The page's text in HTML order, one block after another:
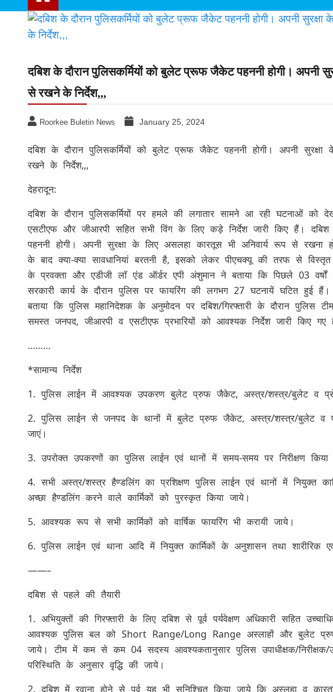
News
दबिश के दौरान पुलिसकर्मियों को बुलेट प्रूफ जैकेट पहननी होगी। अपनी
से रखने के निर्देश,,,
Roorkee Buletin News January 25, 2024
दबिश के दौरान पुलिसकर्मियों को बुलेट प्रूफ जैकेट पहननी होगी। अपनी
रखने के निर्देश,,,
देहरादून:
दबिश के दौरान पुलिसकर्मियों पर हमले की लगातार सामने आ रही घटनाओं को
एसटीएफ और जीआरपी सहित सभी विंग के लिए कड़े निर्देश जारी किए हैं।
पहननी होगी। अपनी सुरक्षा के लिए असलहा कारतूस भी अनिवार्य रूप से
के बाद क्या-क्या सावधानियां बरतनी है, इसको लेकर पीएचक्यू की तरफ से विस्तृत
के प्रवक्ता और एडीजी लॉ एंड ऑर्डर एपी अंशुमान ने बताया कि पिछले 03 वर्षों
सरकारी कार्य के दौरान पुलिस पर फायरिंग की लगभग 27 घटनायें घटित हुई
बताया कि पुलिस महानिदेशक के अनुमोदन पर दबिश/गिरफ्तारी के दौरान पुलिस
समस्त जनपद, जीआरपी व एसटीएफ प्रभारियों को आवश्यक निर्देश जारी किए गए
………
*सामान्य निर्देश
1. पुलिस लाईन में आवश्यक उपकरण बुलेट प्रुफ जैकेट, अस्त्र/शस्त्र/बुलेट व
2. पुलिस लाईन से जनपद के थानों में बुलेट प्रुफ जैकेट, अस्त्र/शस्त्र/बुलेट व
जाएं।
3. उपरोक्त उपकरणों का पुलिस लाईन एवं थानों में समय-समय पर निरीक्षण किया
4. सभी अस्त्र/शस्त्र हैण्डलिंग का प्रशिक्षण पुलिस लाईन एवं थानों में नियुक्त
अच्छा हैण्डलिंग करने वाले कार्मिकों को पुरस्कृत किया जाये।
5. आवश्यक रूप से सभी कार्मिकों को वार्षिक फायरिंग भी करायी जाये।
6. पुलिस लाईन एवं थाना आदि में नियुक्त कार्मिकों के अनुशासन तथा शारीरिक
——–
दबिश से पहले की तैयारी
1. अभियुक्तों की गिरफ्तारी के लिए दबिश से पूर्व पर्यवेक्षण अधिकारी सहित
आवश्यक पुलिस बल को Short Range/Long Range अस्लाहों और बुलेट
जाये। टीम में कम से कम 04 सदस्य आवश्यकतानुसार पुलिस उपाधीक्षक/
परिस्थिति के अनुसार वृद्धि की जाये।
2. दबिश में रवाना होने से पूर्व यह भी सुनिश्चित किया जाये कि अस्लहा व